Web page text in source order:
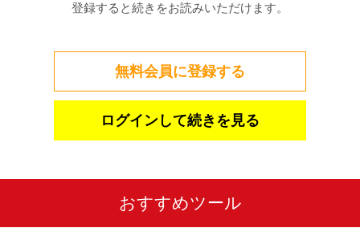
登録すると続きをお読みいただけます。
無料会員に登録する
ログインして続きを見る
おすすめツール